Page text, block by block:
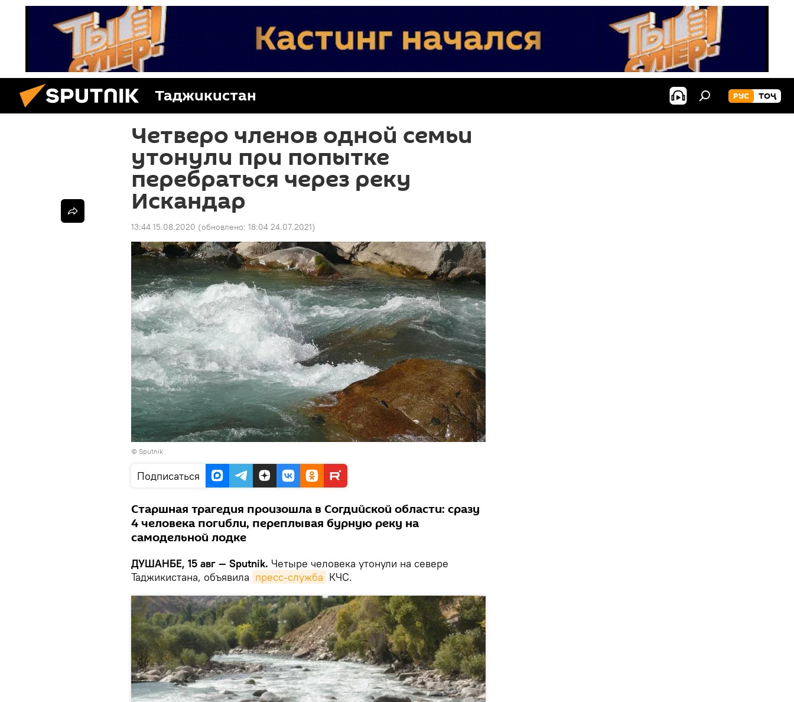
Таджикистан РУС ТОҶ
Четверо членов одной семьи
утонули при попытке
перебраться через реку
Искандар
13:44 15.08.2020 (обновлено: 18:04 24.07.2021)
© Sputnik
Подписаться
Старшная трагедия произошла в Согдийской области: сразу
4 человека погибли, переплывая бурную реку на
самодельной лодке
ДУШАНБЕ, 15 авг — Sputnik. Четыре человека утонули на севере
Таджикистана, объявила пресс-служба КЧС.